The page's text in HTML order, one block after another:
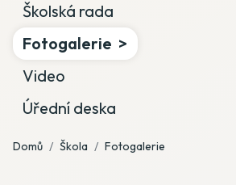
Školská rada
Fotogalerie
Video
Úřední deska
Domů Škola Fotogalerie